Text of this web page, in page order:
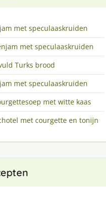
met speculaaskruiden
met speculaaskruiden
Turks brood
met speculaaskruiden
met witte kaas
met courgette en tonijn